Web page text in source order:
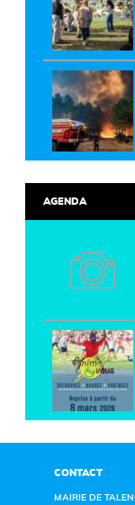
AGENDA
CONTACT
MAIRIE DE